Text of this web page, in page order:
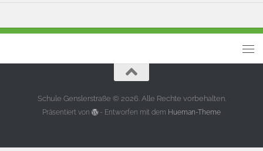
Schule Genslerstraße © 2026. Alle Rechte vorbehalten.
Präsentiert von - Entworfen mit dem Hueman-Theme